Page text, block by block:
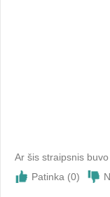
Ar šis straipsnis
Patinka (0)